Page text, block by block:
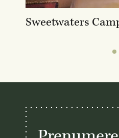
Sweetwaters